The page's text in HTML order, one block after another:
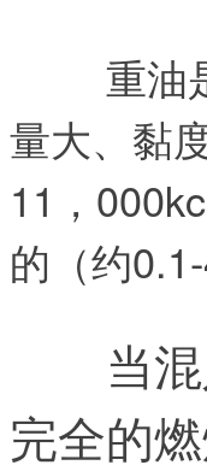
重油
量大、黏
11，
的（约
当
完全的